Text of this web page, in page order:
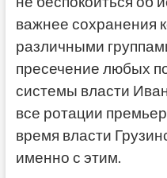
важнее сохранения
различными
пресечение любых
системы власти
все ротации
время власти
именно с этим.